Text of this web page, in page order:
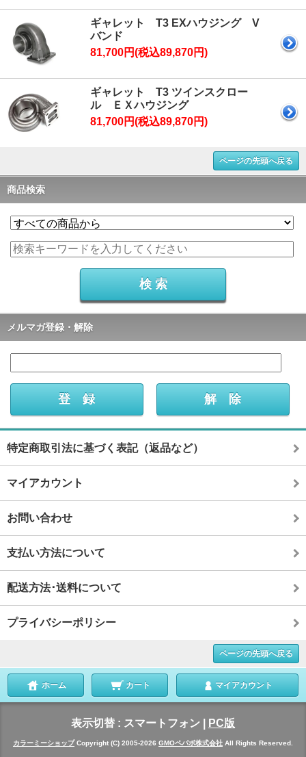
ギャレット T3 EXハウジング V
バンド
81,700円(税込89,870円)
ギャレット T3 ツインスクロー
ル ＥＸハウジング
81,700円(税込89,870円)
ページの先頭へ戻る
商品検索
メルマガ登録・解除
特定商取引法に基づく表記（返品など）
マイアカウント
お問い合わせ
支払い方法について
配送方法･送料について
プライバシーポリシー
ページの先頭へ戻る
ホーム カート マイアカウント
表示切替 : スマートフォン PC版
カラーミーショップCopyright (C) 2005-2026 GMOペパボ株式会社 All Rights Reserved.